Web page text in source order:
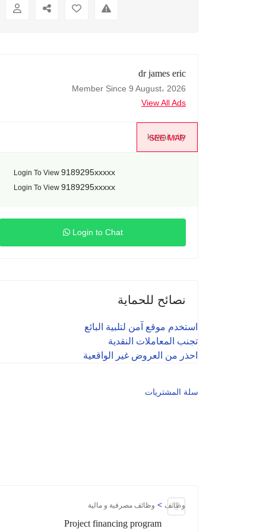
dr james eric
Member Since 9 August، 2026
View All Ads
SEE MAP
kuwait city
Login To View 9189295xxxxx
Login To View 9189295xxxxx
Login to Chat
نصائح للحماية
استخدم موقع آمن لتلبية البائع
تجنب المعاملات النقدية
احذر من العروض غير الواقعية
سلة المشتريات
وظائف > وظائف مصرفية و مالية
Project financing program